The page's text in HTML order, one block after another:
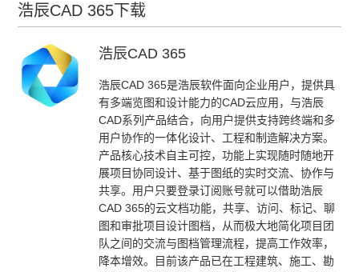
浩辰CAD 365下载
浩辰CAD 365
浩辰CAD 365是浩辰软件面向企业用户，提供具
有多端览图和设计能力的CAD云应用，与浩辰
CAD系列产品结合，向用户提供支持跨终端和多
用户协作的一体化设计、工程和制造解决方案。
产品核心技术自主可控，功能上实现随时随地开
展项目协同设计、基于图纸的实时交流、协作与
共享。用户只要登录订阅账号就可以借助浩辰
CAD 365的云文档功能，共享、访问、标记、聊
图和审批项目设计图档，从而极大地简化项目团
队之间的交流与图档管理流程，提高工作效率，
降本增效。目前该产品已在工程建筑、施工、勘